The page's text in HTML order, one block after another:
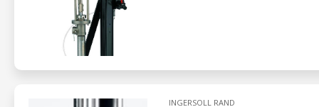
INGERSOLL RAND